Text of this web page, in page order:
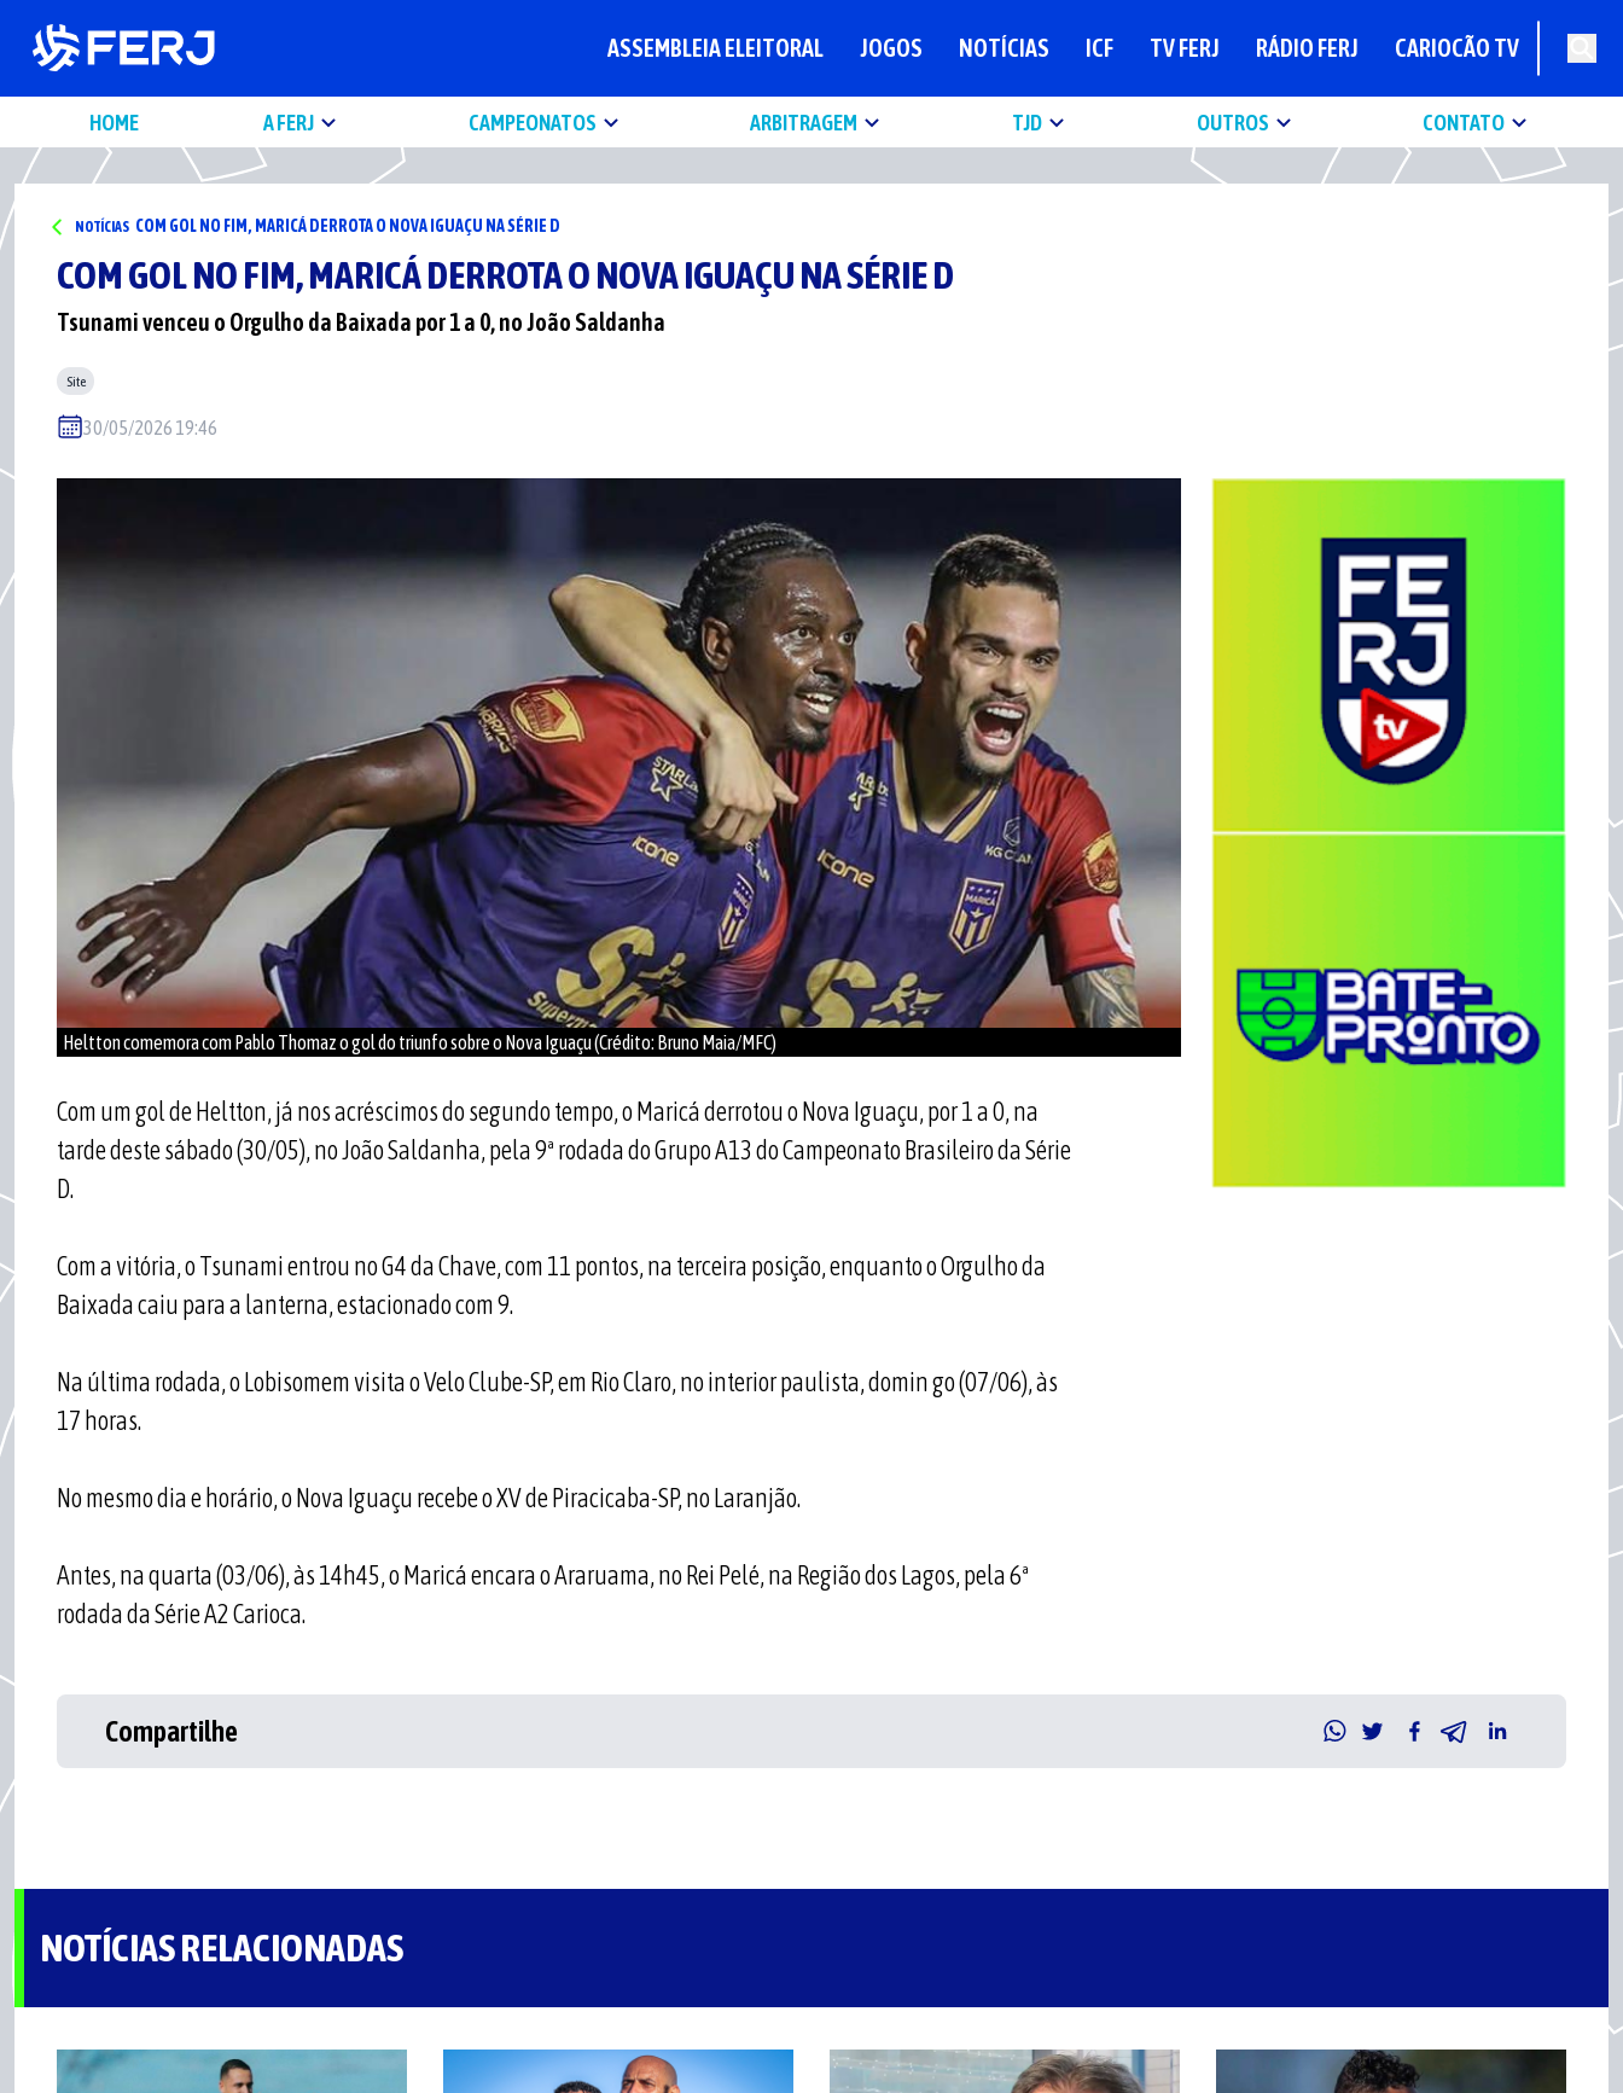
ASSEMBLEIA ELEITORAL JOGOS NOTÍCIAS ICF TV FERJ RÁDIO FERJ CARIOCÃO TV
HOME A FERJ CAMPEONATOS ARBITRAGEM TJD OUTROS CONTATO
NOTÍCIAS COM GOL NO FIM, MARICÁ DERROTA O NOVA IGUAÇU NA SÉRIE D
COM GOL NO FIM, MARICÁ DERROTA O NOVA IGUAÇU NA SÉRIE D
Tsunami venceu o Orgulho da Baixada por 1 a 0, no João Saldanha
Site
30/05/2026 19:46
Heltton comemora com Pablo Thomaz o gol do triunfo sobre o Nova Iguaçu (Crédito: Bruno Maia/MFC)
Com um gol de Heltton, já nos acréscimos do segundo tempo, o Maricá derrotou o Nova Iguaçu, por 1 a 0, na
tarde deste sábado (30/05), no João Saldanha, pela 9ª rodada do Grupo A13 do Campeonato Brasileiro da Série
D.
Com a vitória, o Tsunami entrou no G4 da Chave, com 11 pontos, na terceira posição, enquanto o Orgulho da
Baixada caiu para a lanterna, estacionado com 9.
Na última rodada, o Lobisomem visita o Velo Clube-SP, em Rio Claro, no interior paulista, domin go (07/06), às
17 horas.
No mesmo dia e horário, o Nova Iguaçu recebe o XV de Piracicaba-SP, no Laranjão.
Antes, na quarta (03/06), às 14h45, o Maricá encara o Araruama, no Rei Pelé, na Região dos Lagos, pela 6ª
rodada da Série A2 Carioca.
Compartilhe
NOTÍCIAS RELACIONADAS